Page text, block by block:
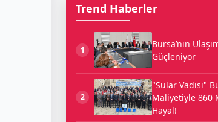
Trend Haberler
1
Bursa’nın
Güçleniyor
2
"Sular Vadisi"
Maliyetiyle 860
Hayal!